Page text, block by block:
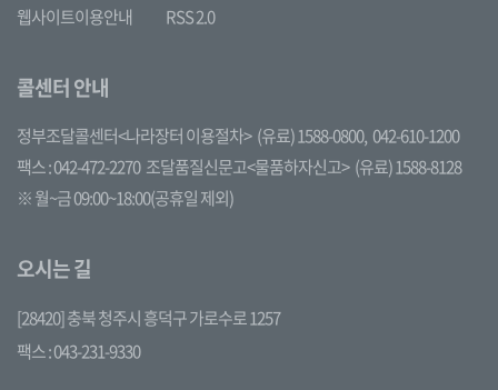
웹사이트이용안내
RSS 2.0
콜센터 안내
정부조달콜센터<나라장터 이용절차> (유료) 1588-0800, 042-610-1200
팩스 : 042-472-2270 조달품질신문고<물품하자신고> (유료) 1588-8128
※ 월~금 09:00~18:00(공휴일 제외)
오시는 길
[28420] 충북 청주시 흥덕구 가로수로 1257
팩스 : 043-231-9330